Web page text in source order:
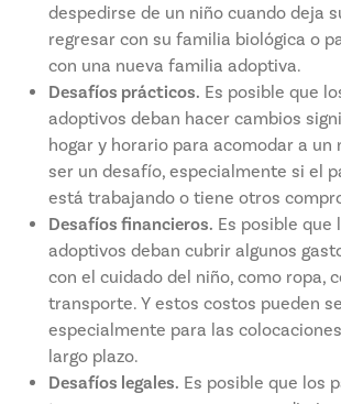
despedirse de un niño cuando deja
regresar con su familia biológica o
con una nueva familia adoptiva.
Desafíos prácticos. Es posible que
adoptivos deban hacer cambios
hogar y horario para acomodar a un
ser un desafío, especialmente si el
está trabajando o tiene otros
Desafíos financieros. Es posible que
adoptivos deban cubrir algunos
con el cuidado del niño, como ropa,
transporte. Y estos costos pueden
especialmente para las
largo plazo.
Desafíos legales. Es posible que los